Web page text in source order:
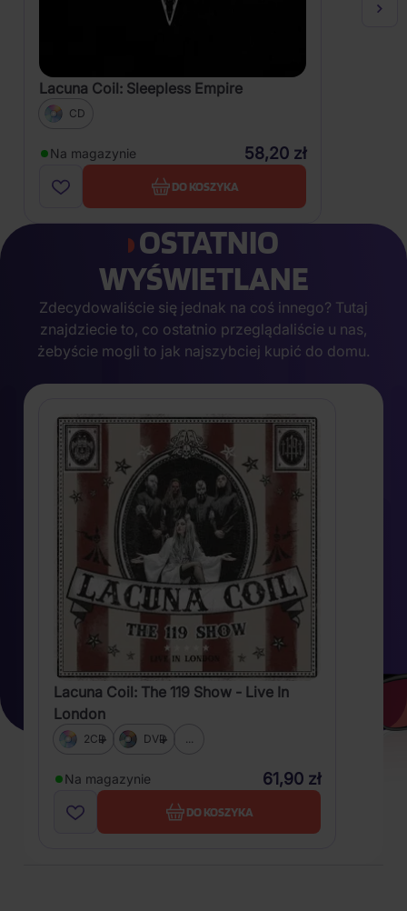
Lacuna Coil: Sleepless Empire
CD
Na magazynie 58,20 zł
DO KOSZYKA
OSTATNIO
WYŚWIETLANE
Zdecydowaliście się jednak na coś innego? Tutaj
znajdziecie to, co ostatnio przeglądaliście u nas,
żebyście mogli to jak najszybciej kupić do domu.
Lacuna Coil: The 119 Show - Live In
London
2CD DVD ...
Na magazynie 61,90 zł
DO KOSZYKA